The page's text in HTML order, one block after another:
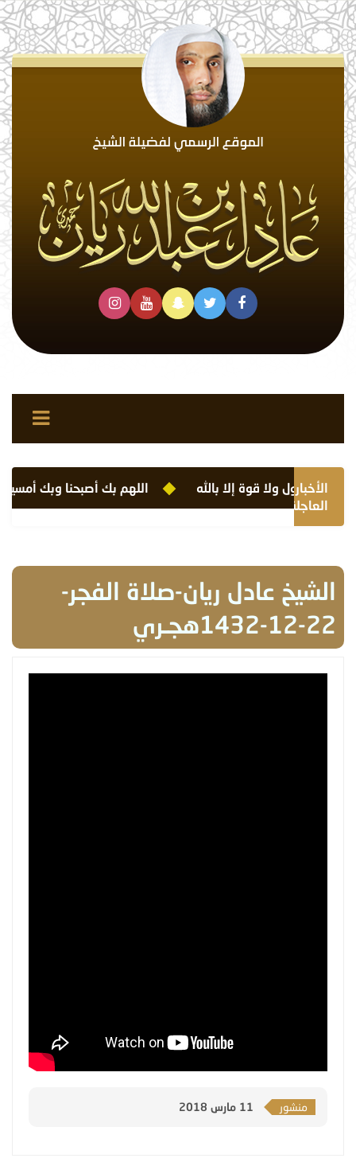
الأخبار
العاجلة
اللهم بك أصبحنا وبك لا حول ولا قوة إلا بالله
الشيخ عادل ريان-صلاة الفجر-
22-12-1432هجـري
منشور 11 مارس 2018